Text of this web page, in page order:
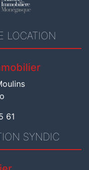
LOCATION
61
SYNDIC